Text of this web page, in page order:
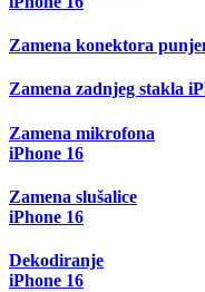
Zamena konektora
Zamena zadnjeg stakla
Zamena mikrofona
iPhone 16
Zamena slušalice
iPhone 16
Dekodiranje
iPhone 16